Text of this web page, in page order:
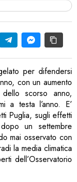
per difendersi
con un aumento
scorso anno,
a testa l’anno. E’
Puglia, sugli effetti
un settembre
mai osservato con
la media climatica
dell’Osservatorio